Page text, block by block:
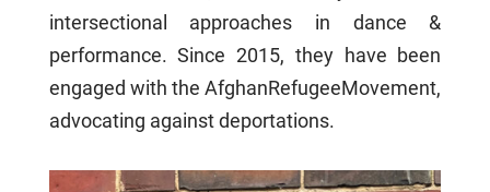
intersectional approaches in dance &
performance. Since 2015, they have been
engaged with the AfghanRefugeeMovement,
advocating against deportations.